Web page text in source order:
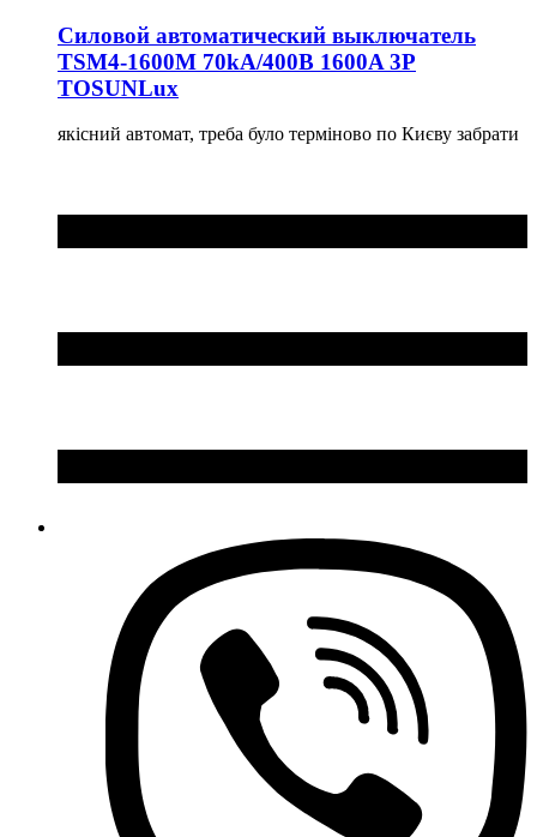
Силовой автоматический выключатель
TSM4-1600M 70kA/400B 1600A 3P
TOSUNLux
якісний автомат, треба було терміново по Києву забрати